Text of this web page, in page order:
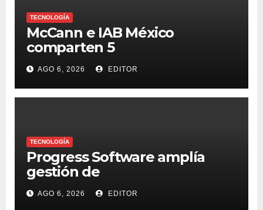
TECNOLOGÍA
McCann e IAB México
comparten 5
macrotendencias en la
industria del marketing y la
publicidad
AGO 6, 2026 EDITOR
TECNOLOGÍA
Progress Software amplía
gestión de
supercomputadoras de IA
NVIDIA DGX Spark con Chef
AGO 6, 2026 EDITOR